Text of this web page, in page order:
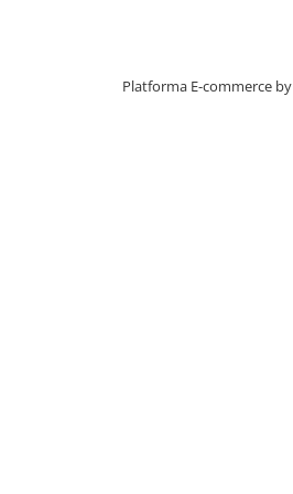
Platforma E-commerce by